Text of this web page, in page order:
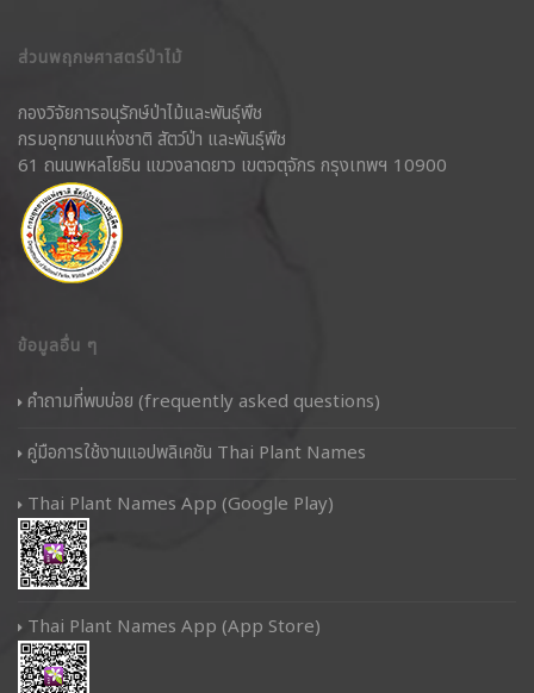
ส่วนพฤกษศาสตร์ป่าไม้
กองวิจัยการอนุรักษ์ป่าไม้และพันธุ์พืช
กรมอุทยานแห่งชาติ สัตว์ป่า และพันธุ์พืช
61 ถนนพหลโยธิน แขวงลาดยาว เขตจตุจักร กรุงเทพฯ 10900
ข้อมูลอื่น ๆ
คำถามที่พบบ่อย (frequently asked questions)
คู่มือการใช้งานแอปพลิเคชัน Thai Plant Names
Thai Plant Names App (Google Play)
Thai Plant Names App (App Store)